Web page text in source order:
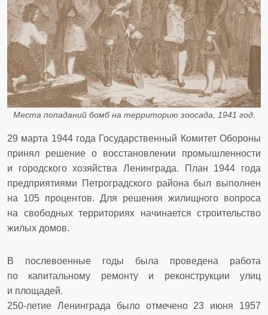
Места попаданий бомб на территорию зоосада, 1941 год.
29 марта 1944 года Государственный Комитет Обороны
принял решение о восстановлении промышленности
и городского хозяйства Ленинграда. План 1944 года
предприятиями Петроградского района был выполнен
на 105 процентов. Для решения жилищного вопроса
на свободных территориях начинается строительство
жилых домов.
В послевоенные годы была проведена работа
по капитальному ремонту и реконструкции улиц
и площадей.
250-летие Ленинграда было отмечено 23 июня 1957